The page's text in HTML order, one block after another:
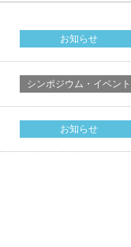
お知らせ
シンポジウム・イベント
お知らせ